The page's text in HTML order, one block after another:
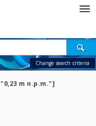
Change search criteria
m n.p.m."]